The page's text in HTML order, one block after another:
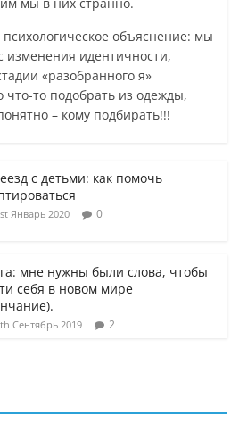
психологическое объяснение: мы
изменения идентичности,
«разобранного я»
что-то подобрать из одежды,
– кому подбирать!!!
с детьми: как помочь
Январь 2020 0
мне нужны были слова, чтобы
себя в новом мире
Сентябрь 2019 2